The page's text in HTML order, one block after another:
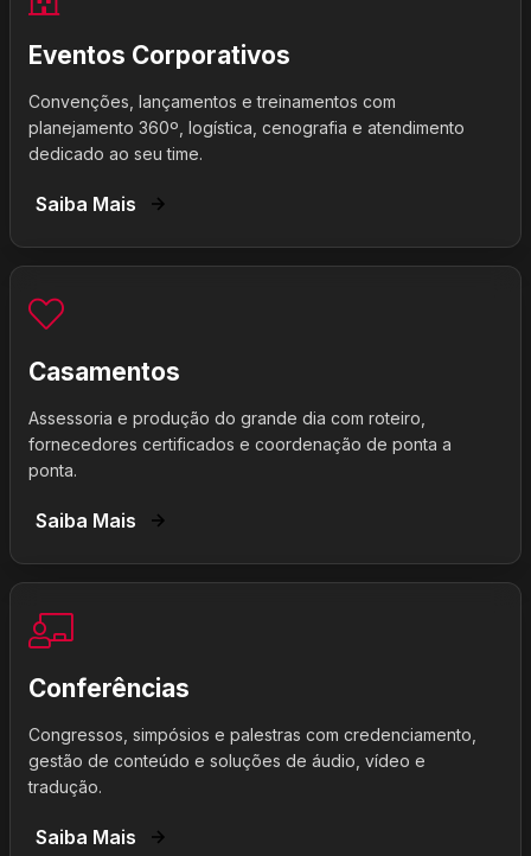
Eventos Corporativos
Convenções, lançamentos e treinamentos com
planejamento 360º, logística, cenografia e atendimento
dedicado ao seu time.
Saiba Mais
Casamentos
Assessoria e produção do grande dia com roteiro,
fornecedores certificados e coordenação de ponta a
ponta.
Saiba Mais
Conferências
Congressos, simpósios e palestras com credenciamento,
gestão de conteúdo e soluções de áudio, vídeo e
tradução.
Saiba Mais